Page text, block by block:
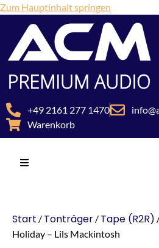
Zum Hauptinhalt springen
+49 2161 277 1470
Warenkorb
Start / Tonträger / Tape (R2R)
Holiday – Lils Mackintosh